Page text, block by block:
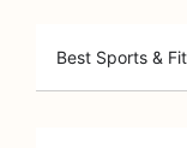
Best Sports &